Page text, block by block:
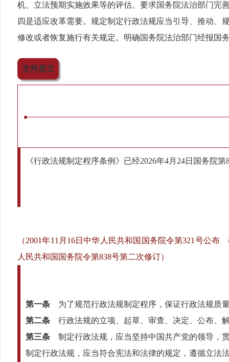
机、立法预期实施效果等的评估。要求国务院法治部门完
四是适应改革需要。规定制定行政法规应当引导、推动
修改或者恢复施行有关规定。明确国务院法治部门经报国
文件原文
《行政法规制定程序条例》已经2026年4月24日国务院
（2001年11月16日中华人民共和国国务院令第321号公
人民共和国国务院令第838号第二次修订）
第一条 为了规范行政法规制定程序，保证行政法规质
第二条 行政法规的立项、起草、审查、决定、公布、
第三条 制定行政法规，应当坚持中国共产党的领导，
制定行政法规，应当符合宪法和法律的规定，遵循立法